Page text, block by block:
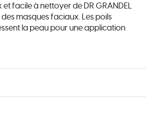
facile à nettoyer de DR GRANDEL
masques faciaux. Les poils
la peau pour une application